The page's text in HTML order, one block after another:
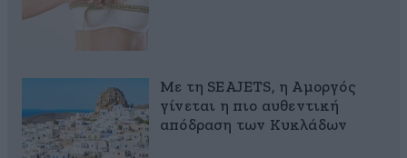
Με τη SEAJETS, η Αμοργός
γίνεται η πιο αυθεντική
απόδραση των Κυκλάδων